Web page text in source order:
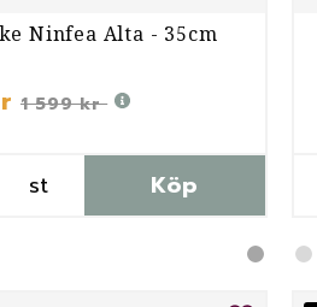
Ninfea Alta - 35cm
1 599 kr
st Köp